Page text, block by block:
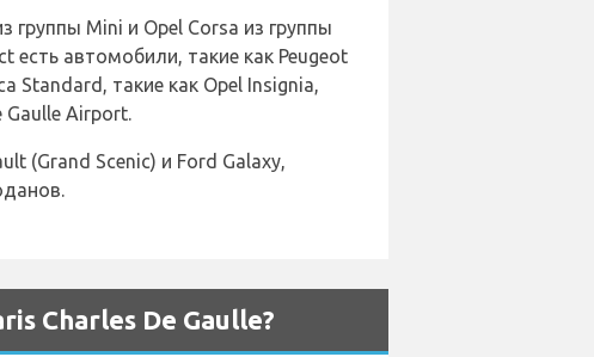
Mini и Opel Corsa из группы
есть автомобили, такие как Peugeot
Standard, такие как Opel Insignia,
Airport.
(Grand Scenic) и Ford Galaxy,
Charles De Gaulle?